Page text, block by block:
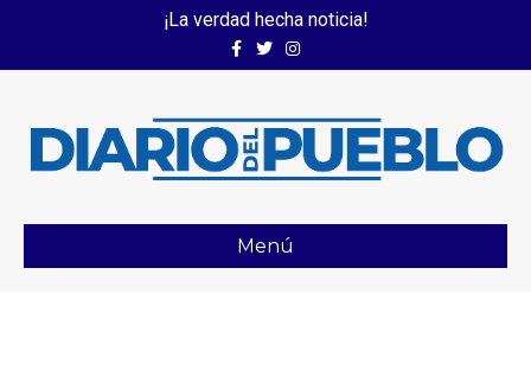
¡La verdad hecha noticia!
FacebookTwitterInstagram
Menú